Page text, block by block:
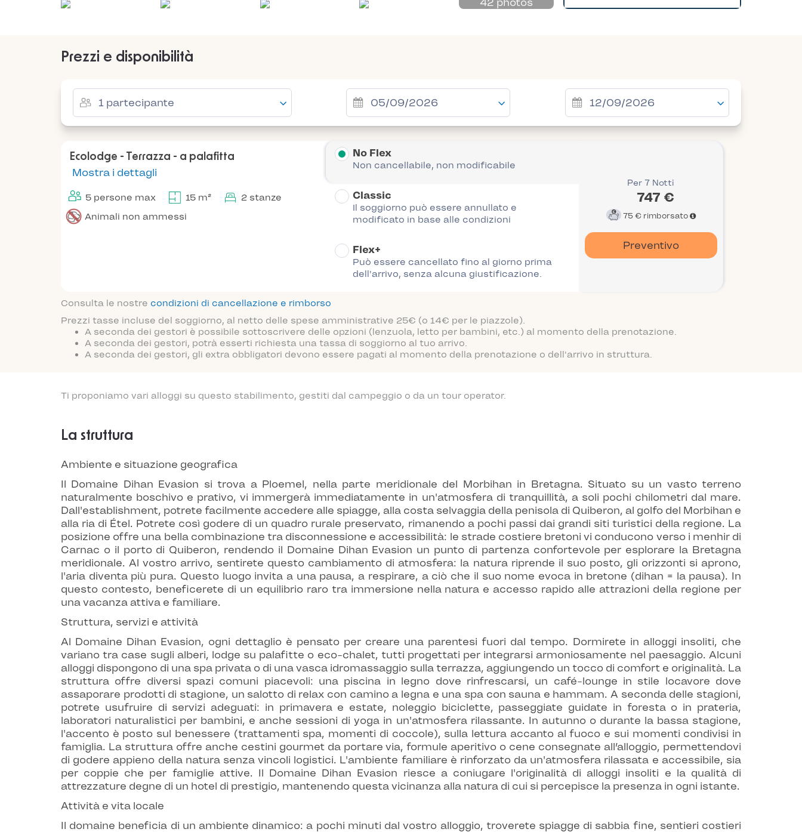
42 photos
Prezzi e disponibilità
Ecolodge - Terrazza - a palafitta
Mostra i dettagli
5 persone max 15 m²
2 stanze
Animali non ammessi
No Flex
Non cancellabile, non modificabile
Classic
Il soggiorno può essere annullato e
modificato in base alle condizioni
Flex+
Può essere cancellato fino al giorno prima
dell'arrivo, senza alcuna giustificazione.
Per 7 Notti
747 €
75 € rimborsato
Preventivo
Consulta le nostre condizioni di cancellazione e rimborso
Prezzi tasse incluse del soggiorno, al netto delle spese amministrative 25€ (o 14€ per le piazzole).
A seconda dei gestori è possibile sottoscrivere delle opzioni (lenzuola, letto per bambini, etc.) al momento della prenotazione.
A seconda dei gestori, potrà esserti richiesta una tassa di soggiorno al tuo arrivo.
A seconda dei gestori, gli extra obbligatori devono essere pagati al momento della prenotazione o dell'arrivo in struttura.
Ti proponiamo vari alloggi su questo stabilimento, gestiti dal campeggio o da un tour operator.
La struttura
Ambiente e situazione geografica
Il Domaine Dihan Evasion si trova a Ploemel, nella parte meridionale del Morbihan in Bretagna. Situato su un vasto terreno
naturalmente boschivo e prativo, vi immergerà immediatamente in un'atmosfera di tranquillità, a soli pochi chilometri dal mare.
Dall'establishment, potrete facilmente accedere alle spiagge, alla costa selvaggia della penisola di Quiberon, al golfo del Morbihan e
alla ria di Étel. Potrete così godere di un quadro rurale preservato, rimanendo a pochi passi dai grandi siti turistici della regione. La
posizione offre una bella combinazione tra disconnessione e accessibilità: le strade costiere bretoni vi conducono verso i menhir di
Carnac o il porto di Quiberon, rendendo il Domaine Dihan Evasion un punto di partenza confortevole per esplorare la Bretagna
meridionale. Al vostro arrivo, sentirete questo cambiamento di atmosfera: la natura riprende il suo posto, gli orizzonti si aprono,
l'aria diventa più pura. Questo luogo invita a una pausa, a respirare, a ciò che il suo nome evoca in bretone (dihan = la pausa). In
questo contesto, beneficerete di un equilibrio raro tra immersione nella natura e accesso rapido alle attrazioni della regione per
una vacanza attiva e familiare.
Struttura, servizi e attività
Al Domaine Dihan Evasion, ogni dettaglio è pensato per creare una parentesi fuori dal tempo. Dormirete in alloggi insoliti, che
variano tra case sugli alberi, lodge su palafitte o eco-chalet, tutti progettati per integrarsi armoniosamente nel paesaggio. Alcuni
alloggi dispongono di una spa privata o di una vasca idromassaggio sulla terrazza, aggiungendo un tocco di comfort e originalità. La
struttura offre diversi spazi comuni piacevoli: una piscina in legno dove rinfrescarsi, un café-lounge in stile locavore dove
assaporare prodotti di stagione, un salotto di relax con camino a legna e una spa con sauna e hammam. A seconda delle stagioni,
potrete usufruire di servizi adeguati: in primavera e estate, noleggio biciclette, passeggiate guidate in foresta o in prateria,
laboratori naturalistici per bambini, e anche sessioni di yoga in un'atmosfera rilassante. In autunno o durante la bassa stagione,
l'accento è posto sul benessere (trattamenti spa, momenti di coccole), sulla lettura accanto al fuoco e sui momenti condivisi in
famiglia. La struttura offre anche cestini gourmet da portare via, formule aperitivo o cene consegnate all’alloggio, permettendovi
di godere appieno della natura senza vincoli logistici. L'ambiente familiare è rinforzato da un'atmosfera rilassata e accessibile, sia
per coppie che per famiglie attive. Il Domaine Dihan Evasion riesce a coniugare l'originalità di alloggi insoliti e la qualità di
attrezzature degne di un hotel di prestigio, mantenendo questa vicinanza alla natura di cui si percepisce la presenza in ogni istante.
Attività e vita locale
Il domaine beneficia di un ambiente dinamico: a pochi minuti dal vostro alloggio, troverete spiagge di sabbia fine, sentieri costieri